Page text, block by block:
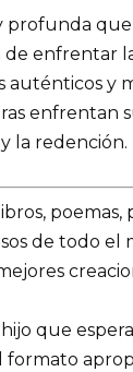
profunda
enfrentar
auténticos y
enfrentan
la redención.
poemas,
de todo el
que
formato